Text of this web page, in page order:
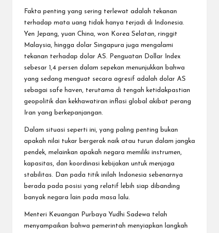
Fakta penting yang sering terlewat adalah tekanan
terhadap mata uang tidak hanya terjadi di Indonesia.
Yen Jepang, yuan China, won Korea Selatan, ringgit
Malaysia, hingga dolar Singapura juga mengalami
tekanan terhadap dolar AS. Penguatan Dollar Index
sebesar 1,4 persen dalam sepekan menunjukkan bahwa
yang sedang menguat secara agresif adalah dolar AS
sebagai safe haven, terutama di tengah ketidakpastian
geopolitik dan kekhawatiran inflasi global akibat perang
Iran yang berkepanjangan.
Dalam situasi seperti ini, yang paling penting bukan
apakah nilai tukar bergerak naik atau turun dalam jangka
pendek, melainkan apakah negara memiliki instrumen,
kapasitas, dan koordinasi kebijakan untuk menjaga
stabilitas. Dan pada titik inilah Indonesia sebenarnya
berada pada posisi yang relatif lebih siap dibanding
banyak negara lain pada masa lalu.
Menteri Keuangan Purbaya Yudhi Sadewa telah
menyampaikan bahwa pemerintah menyiapkan langkah